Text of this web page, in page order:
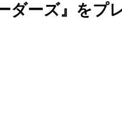
ダーズ』をプ